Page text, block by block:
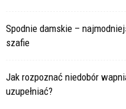
Spodnie damskie –
szafie
Jak rozpoznać niedobór
uzupełniać?